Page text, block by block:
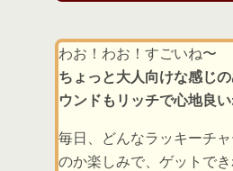
わお！わお！すごいね〜
ちょっと大人向けな感じ
ウンドもリッチで心地良い
毎日、どんなラッキーチ
のか楽しみで、ゲットで